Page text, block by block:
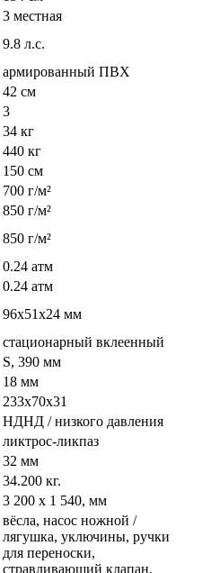
3 местная
9.8 л.с.
армированный ПВХ
42 см
3
34 кг
440 кг
150 см
700 г/м²
850 г/м²
850 г/м²
0.24 атм
0.24 атм
96х51х24 мм
стационарный вклеенный
S, 390 мм
18 мм
233х70х31
НДНД / низкого давления
ликтрос-ликпаз
32 мм
34.200 кг.
3 200 x 1 540, мм
вёсла, насос ножной /
лягушка, уключины, ручки
для переноски,
стравливающий клапан,